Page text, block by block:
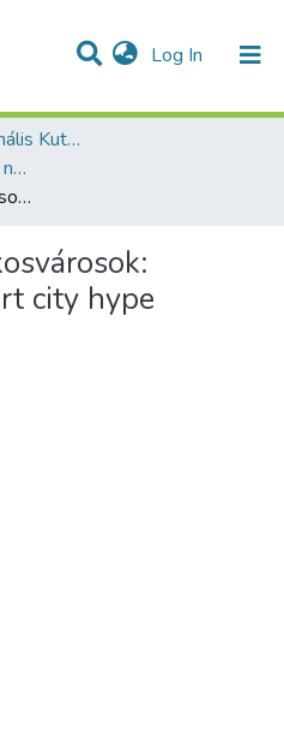
Log In (current)
& Collections
ELTE KRTK Regionális Kutatások Intézete
Folyóiratcikkek - magyar nyelvű (RKI)
Magyarországi okosvárosok: Lecsengett a smart city hype
city hype